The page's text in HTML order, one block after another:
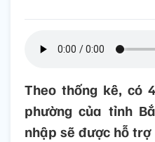
Theo thống kê, có
phường của tỉnh
nhập sẽ được hỗ